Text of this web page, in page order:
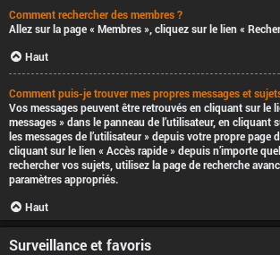
Comment rechercher des membres ?
Allez sur la page « Membres », cliquez sur le lien «
Haut
Comment puis-je trouver mes propres messages et
Vos messages peuvent être retrouvés en cliquant sur le
messages » dans le panneau de l’utilisateur, en cliquant
les messages de l’utilisateur » depuis votre propre page
cliquant sur le lien « Accès rapide » depuis n’importe
rechercher vos sujets, utilisez la page de recherche
paramètres appropriés.
Haut
Surveillance et favoris